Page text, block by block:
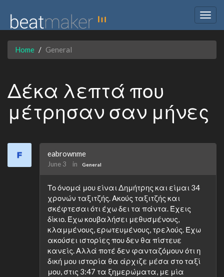
Home General
Δέκα λεπτά που
μέτρησαν σαν μήνες
eabrownme
June 3 in General
Το όνομά μου είναι Δημήτρης και είμαι 34
χρονών ταξιτζής. Ακούς ταξιτζής και
σκέφτεσαι ότι έχω δει τα πάντα. Έχεις
δίκιο. Έχω κουβαλήσει μεθυσμένους,
κλαμμένους, ερωτευμένους, τρελούς. Έχω
ακούσει ιστορίες που δεν θα πίστευε
κανείς. Αλλά ποτέ δεν φανταζόμουν ότι η
δική μου ιστορία θα άρχιζε μέσα στο ταξί
μου, στις 3:47 τα ξημερώματα, με μία